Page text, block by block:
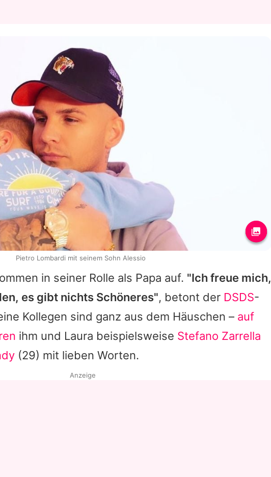
in seiner Rolle als Papa auf. "Ich freue mich,
es gibt nichts Schöneres", betont der DSDS-
Kollegen sind ganz aus dem Häuschen – auf
ihm und Laura beispielsweise Stefano Zarrella
(29) mit lieben Worten.
Pietro Lombardi mit seinem Sohn Alessio
Anzeige